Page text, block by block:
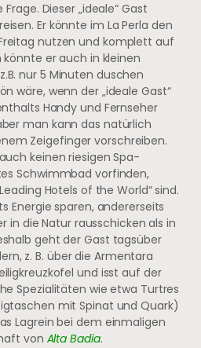
Dieser „ideale“ Gast
Er könnte im La Perla den
nutzen und komplett auf
könnte er auch in kleinen
nur 5 Minuten duschen
wäre, wenn der „ideale Gast“
Handy und Fernseher
man kann das natürlich
Zeigefinger vorschreiben.
keinen riesigen Spa-
Schwimmbad vorfinden,
Hotels of the World“ sind.
Energie sparen, andererseits
in die Natur rausschicken als in
geht der Gast tagsüber
z. B. über die Armentara
und isst auf der
Spezialitäten wie etwa Turtres
mit Spinat und Quark)
Lagrein bei dem einmaligen
von Alta Badia.